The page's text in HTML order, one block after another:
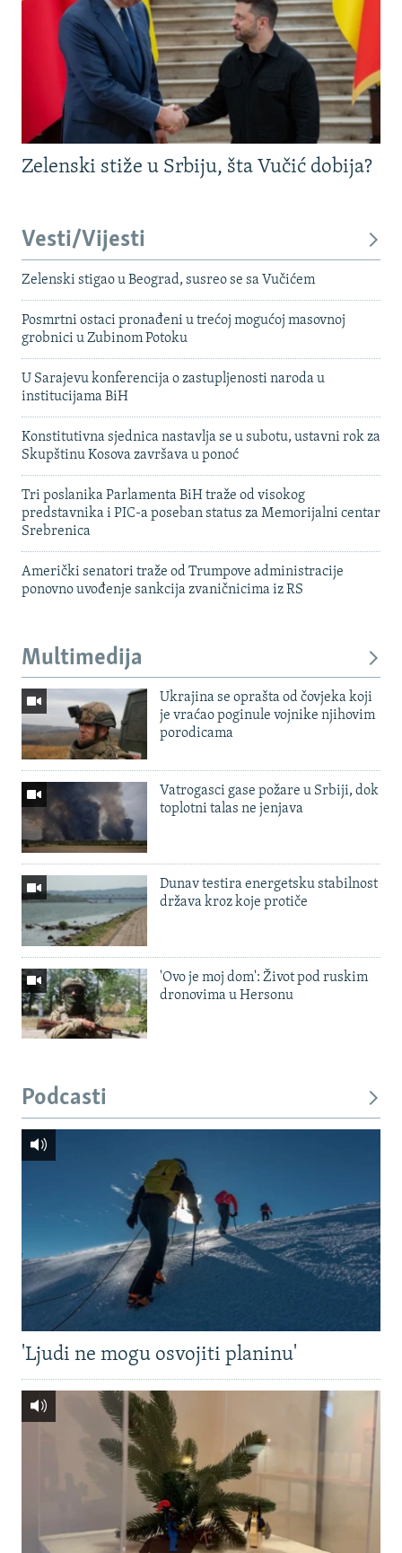
Zelenski stiže u Srbiju, šta Vučić dobija?
Vesti/Vijesti
Zelenski stigao u Beograd, susreo se sa Vučićem
Posmrtni ostaci pronađeni u trećoj mogućoj masovnoj
grobnici u Zubinom Potoku
U Sarajevu konferencija o zastupljenosti naroda u
institucijama BiH
Konstitutivna sjednica nastavlja se u subotu, ustavni rok za
Skupštinu Kosova završava u ponoć
Tri poslanika Parlamenta BiH traže od visokog
predstavnika i PIC-a poseban status za Memorijalni centar
Srebrenica
Američki senatori traže od Trumpove administracije
ponovno uvođenje sankcija zvaničnicima iz RS
Multimedija
Ukrajina se oprašta od čovjeka koji
je vraćao poginule vojnike njihovim
porodicama
Vatrogasci gase požare u Srbiji, dok
toplotni talas ne jenjava
Dunav testira energetsku stabilnost
država kroz koje protiče
'Ovo je moj dom': Život pod ruskim
dronovima u Hersonu
Podcasti
'Ljudi ne mogu osvojiti planinu'